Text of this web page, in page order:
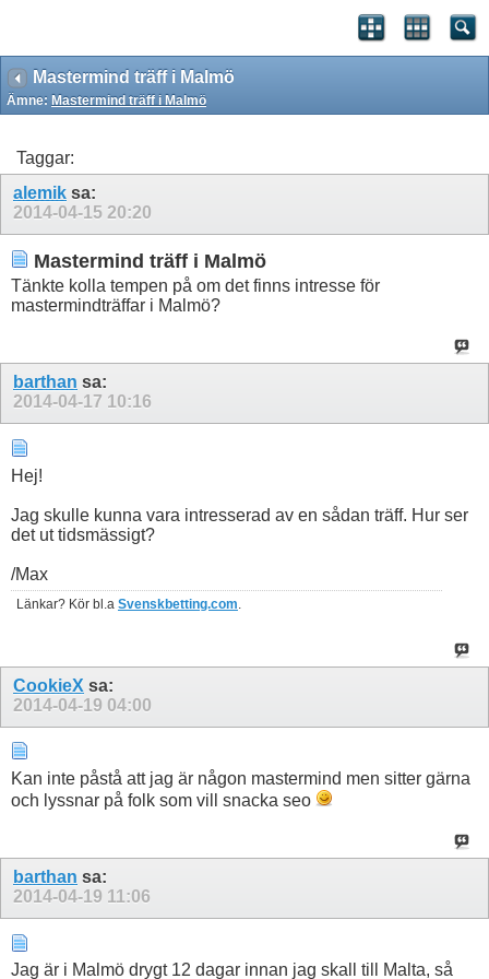
Mastermind träff i Malmö
Ämne: Mastermind träff i Malmö
Taggar:
alemik sa:
2014-04-15 20:20
Mastermind träff i Malmö
Tänkte kolla tempen på om det finns intresse för
mastermindträffar i Malmö?
barthan sa:
2014-04-17 10:16
Hej!
Jag skulle kunna vara intresserad av en sådan träff. Hur ser
det ut tidsmässigt?
/Max
Länkar? Kör bl.a Svenskbetting.com
CookieX sa:
2014-04-19 04:00
Kan inte påstå att jag är någon mastermind men sitter gärna
och lyssnar på folk som vill snacka seo
barthan sa:
2014-04-19 11:06
Jag är i Malmö drygt 12 dagar innan jag skall till Malta, så